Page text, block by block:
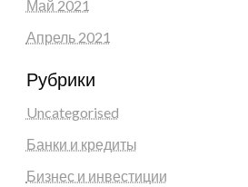
Май 2021
Апрель 2021
Рубрики
Uncategorised
Банки и кредиты
Бизнес и инвестиции